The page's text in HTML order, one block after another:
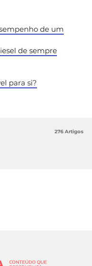
de um
de sempre
para si?
276 Artigos